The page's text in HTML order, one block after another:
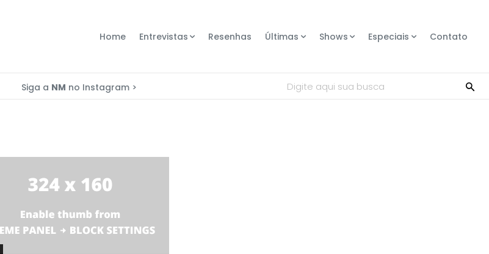
Home Entrevistas Resenhas Últimas Shows Especiais Contato
Siga a NM no Instagram > Digite aqui sua busca